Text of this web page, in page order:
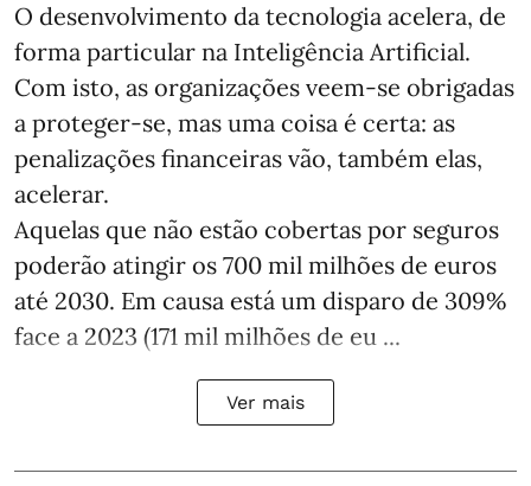
O desenvolvimento da tecnologia acelera, de
forma particular na Inteligência Artificial.
Com isto, as organizações veem-se obrigadas
a proteger-se, mas uma coisa é certa: as
penalizações financeiras vão, também elas,
acelerar.
Aquelas que não estão cobertas por seguros
poderão atingir os 700 mil milhões de euros
até 2030. Em causa está um disparo de 309%
face a 2023 (171 mil milhões de eu ...
Ver mais